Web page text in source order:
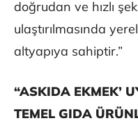
doğrudan ve hızlı
ulaştırılmasında
altyapıya sahiptir.”
“ASKIDA EKMEK’
TEMEL GIDA